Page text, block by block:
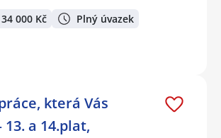
000 Kč Plný úvazek
která Vás
a 14.plat,